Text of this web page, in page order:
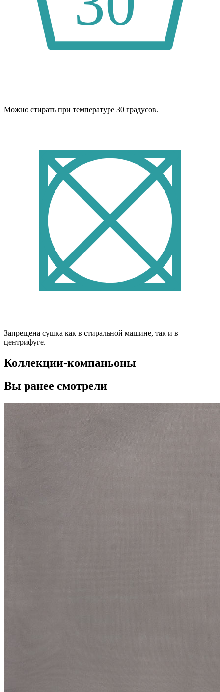
Можно стирать при температуре 30 градусов.
Запрещена сушка как в стиральной машине, так и в
центрифуге.
Коллекции-компаньоны
Вы ранее смотрели